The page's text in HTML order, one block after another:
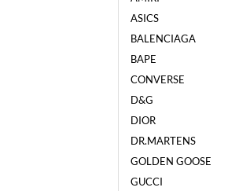
ASICS
BALENCIAGA
BAPE
CONVERSE
D&G
DIOR
DR.MARTENS
GOLDEN GOOSE
GUCCI